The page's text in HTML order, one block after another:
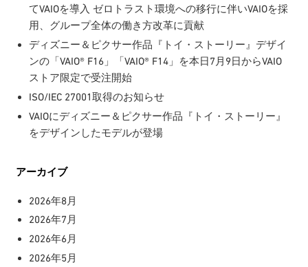
てVAIOを導入 ゼロトラスト環境への移行に伴いVAIOを採
用、グループ全体の働き方改革に貢献
ディズニー＆ピクサー作品『トイ・ストーリー』デザイ
ンの「VAIO® F16」「VAIO® F14」を本日7月9日からVAIO
ストア限定で受注開始
ISO/IEC 27001取得のお知らせ
VAIOにディズニー＆ピクサー作品『トイ・ストーリー』
をデザインしたモデルが登場
アーカイブ
2026年8月
2026年7月
2026年6月
2026年5月